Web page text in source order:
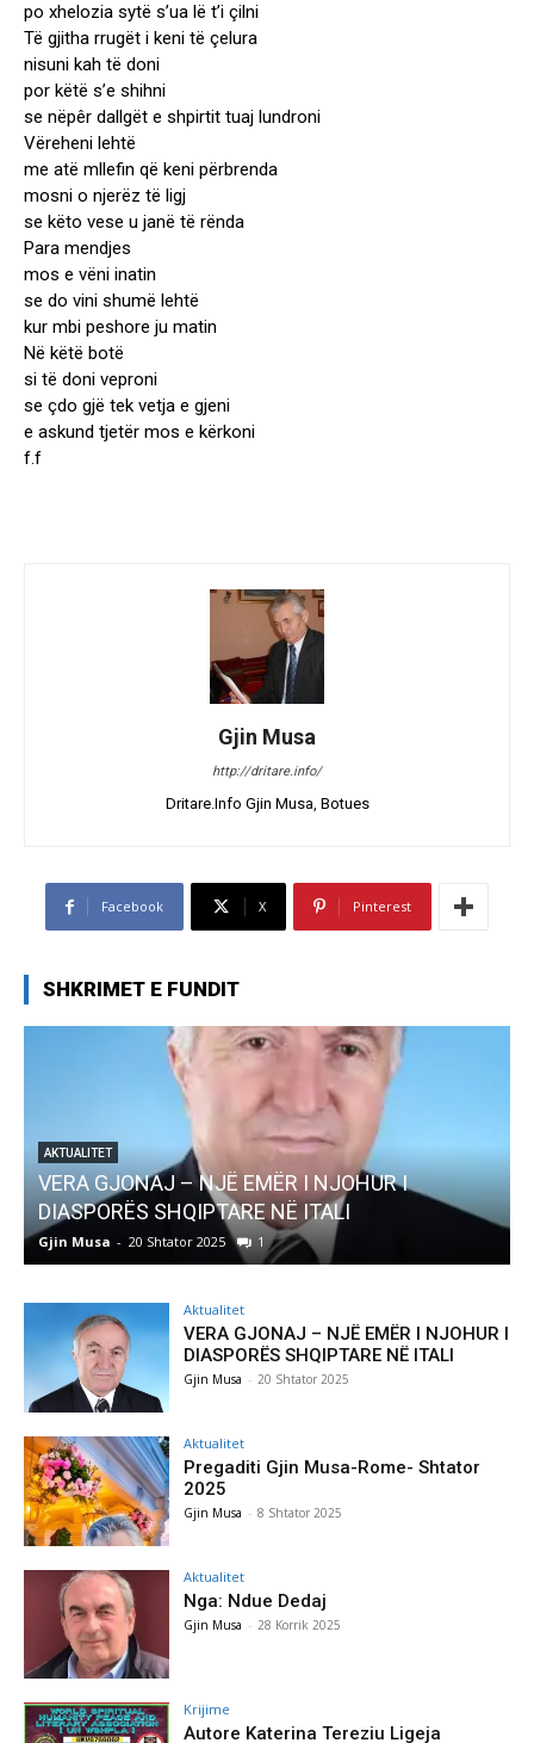
po xhelozia sytë s’ua lë t’i çilni
Të gjitha rrugët i keni të çelura
nisuni kah të doni
por këtë s’e shihni
se nëpêr dallgët e shpirtit tuaj lundroni
Vëreheni lehtë
me atë mllefin që keni përbrenda
mosni o njerëz të ligj
se këto vese u janë të rënda
Para mendjes
mos e vëni inatin
se do vini shumë lehtë
kur mbi peshore ju matin
Në këtë botë
si të doni veproni
se çdo gjë tek vetja e gjeni
e askund tjetër mos e kërkoni
f.f
Gjin Musa
http://dritare.info/
Dritare.Info Gjin Musa, Botues
Facebook X Pinterest
SHKRIMET E FUNDIT
I
AKTUALITET
Pregaditi Gjin Musa-Rome- Shtator
Gjin Musa - 8 Shtator 2025
Aktualitet
VERA GJONAJ – NJË EMËR I NJOHUR I
DIASPORËS SHQIPTARE NË ITALI
Gjin Musa - 20 Shtator 2025
Aktualitet
Pregaditi Gjin Musa-Rome- Shtator
2025
Gjin Musa - 8 Shtator 2025
Aktualitet
Nga: Ndue Dedaj
Gjin Musa - 28 Korrik 2025
Krijime
Autore Katerina Tereziu Ligeja